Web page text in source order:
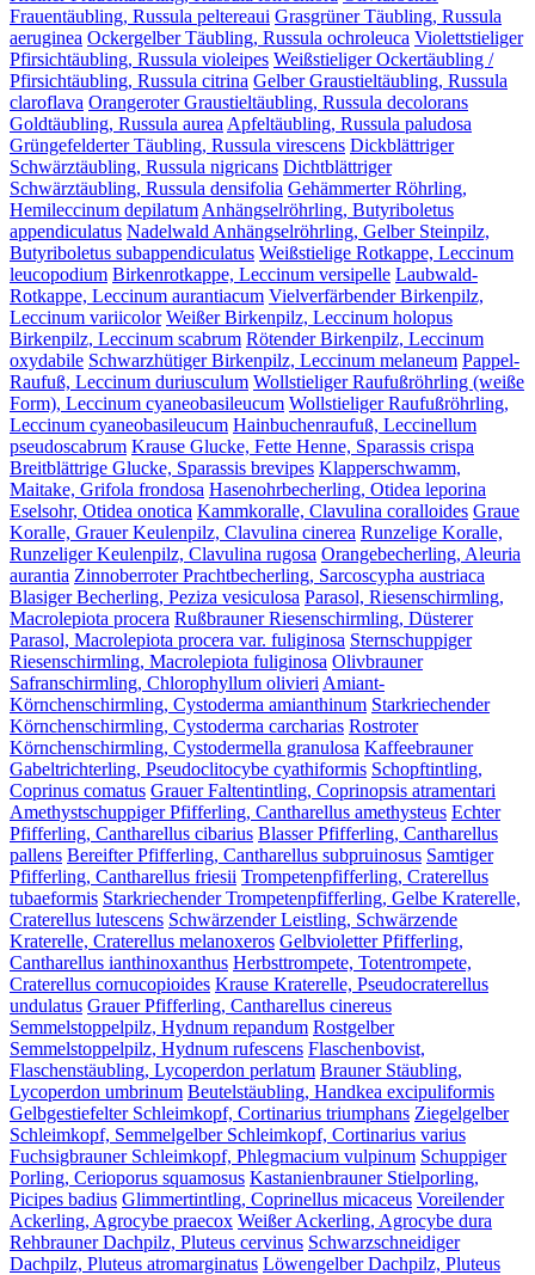
Frauentäubling, Russula peltereaui Grasgrüner Täubling, Russula
aeruginea Ockergelber Täubling, Russula ochroleuca Violettstieliger
Pfirsichtäubling, Russula violeipes Weißstieliger Ockertäubling /
Pfirsichtäubling, Russula citrina Gelber Graustieltäubling, Russula
claroflava Orangeroter Graustieltäubling, Russula decolorans
Goldtäubling, Russula aureaApfeltäubling, Russula paludosa
Grüngefelderter Täubling, Russula virescens Dickblättriger
Schwärztäubling, Russula nigricans Dichtblättriger
Schwärztäubling, Russula densifolia Gehämmerter Röhrling,
Hemileccinum depilatumAnhängselröhrling, Butyriboletus
appendiculatus Nadelwald Anhängselröhrling, Gelber Steinpilz,
Butyriboletus subappendiculatus Weißstielige Rotkappe, Leccinum
leucopodium Birkenrotkappe, Leccinum versipelle Laubwald-
Rotkappe, Leccinum aurantiacum Vielverfärbender Birkenpilz,
Leccinum variicolor Weißer Birkenpilz, Leccinum holopus
Birkenpilz, Leccinum scabrum Rötender Birkenpilz, Leccinum
oxydabile Schwarzhütiger Birkenpilz, Leccinum melaneum Pappel-
Raufuß, Leccinum duriusculum Wollstieliger Raufußröhrling (weiße
Form), Leccinum cyaneobasileucum Wollstieliger Raufußröhrling,
Leccinum cyaneobasileucum Hainbuchenraufuß, Leccinellum
pseudoscabrum Krause Glucke, Fette Henne, Sparassis crispa
Breitblättrige Glucke, Sparassis brevipes Klapperschwamm,
Maitake, Grifola frondosa Hasenohrbecherling, Otidea leporina
Eselsohr, Otidea onotica Kammkoralle, Clavulina coralloides Graue
Koralle, Grauer Keulenpilz, Clavulina cinerea Runzelige Koralle,
Runzeliger Keulenpilz, Clavulina rugosa Orangebecherling, Aleuria
aurantia Zinnoberroter Prachtbecherling, Sarcoscypha austriaca
Blasiger Becherling, Peziza vesiculosa Parasol, Riesenschirmling,
Macrolepiota procera Rußbrauner Riesenschirmling, Düsterer
Parasol, Macrolepiota procera var. fuliginosa Sternschuppiger
Riesenschirmling, Macrolepiota fuliginosa Olivbrauner
Safranschirmling, Chlorophyllum olivieriAmiant-
Körnchenschirmling, Cystoderma amianthinum Starkriechender
Körnchenschirmling, Cystoderma carcharias Rostroter
Körnchenschirmling, Cystodermella granulosa Kaffeebrauner
Gabeltrichterling, Pseudoclitocybe cyathiformis Schopftintling,
Coprinus comatus Grauer Faltentintling, Coprinopsis atramentari
Amethystschuppiger Pfifferling, Cantharellus amethysteus Echter
Pfifferling, Cantharellus cibarius Blasser Pfifferling, Cantharellus
pallens Bereifter Pfifferling, Cantharellus subpruinosus Samtiger
Pfifferling, Cantharellus friesii Trompetenpfifferling, Craterellus
tubaeformis Starkriechender Trompetenpfifferling, Gelbe Kraterelle,
Craterellus lutescens Schwärzender Leistling, Schwärzende
Kraterelle, Craterellus melanoxeros Gelbvioletter Pfifferling,
Cantharellus ianthinoxanthus Herbsttrompete, Totentrompete,
Craterellus cornucopioides Krause Kraterelle, Pseudocraterellus
undulatus Grauer Pfifferling, Cantharellus cinereus
Semmelstoppelpilz, Hydnum repandum Rostgelber
Semmelstoppelpilz, Hydnum rufescens Flaschenbovist,
Flaschenstäubling, Lycoperdon perlatum Brauner Stäubling,
Lycoperdon umbrinum Beutelstäubling, Handkea excipuliformis
Gelbgestiefelter Schleimkopf, Cortinarius triumphans Ziegelgelber
Schleimkopf, Semmelgelber Schleimkopf, Cortinarius varius
Fuchsigbrauner Schleimkopf, Phlegmacium vulpinum Schuppiger
Porling, Cerioporus squamosus Kastanienbrauner Stielporling,
Picipes badius Glimmertintling, Coprinellus micaceus Voreilender
Ackerling, Agrocybe praecox Weißer Ackerling, Agrocybe dura
Rehbrauner Dachpilz, Pluteus cervinus Schwarzschneidiger
Dachpilz, Pluteus atromarginatus Löwengelber Dachpilz, Pluteus